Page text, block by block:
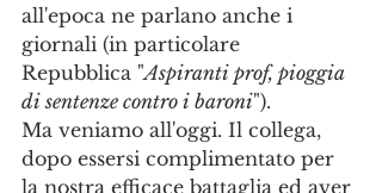
all'epoca ne parlano anche i
giornali (in particolare
Repubblica "Aspiranti prof, pioggia
di sentenze contro i baroni").
Ma veniamo all'oggi. Il collega,
dopo essersi complimentato per
la nostra efficace battaglia ed aver